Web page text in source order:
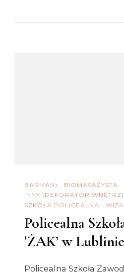
BARMAN)
BIOMASAŻYSTA
INNY (DEKORATOR WNĘTRZ)
SZKOŁA POLICEALNA
Policealna
'ŻAK’ w Lublinie
Policealna Szkoła